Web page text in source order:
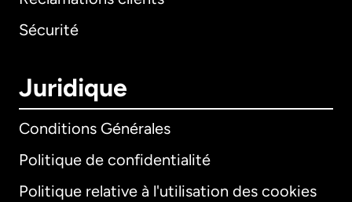
Sécurité
Juridique
Conditions Générales
Politique de confidentialité
Politique relative à l'utilisation des cookies